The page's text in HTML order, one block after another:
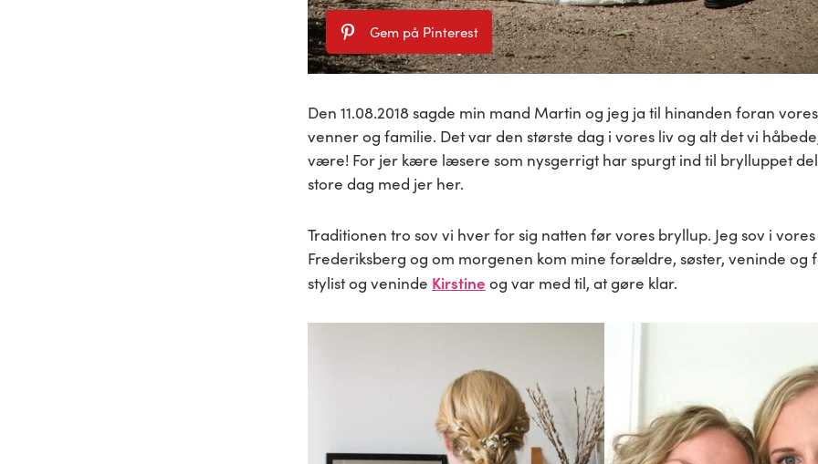
Gem på Pinterest
Den 11.08.2018 sagde min mand Martin og jeg ja til hinanden foran
venner og familie. Det var den største dag i vores liv og alt det vi
være! For jer kære læsere som nysgerrigt har spurgt ind til brylluppet
store dag med jer her.
Traditionen tro sov vi hver for sig natten før vores bryllup. Jeg sov i
Frederiksberg og om morgenen kom mine forældre, søster, veninde og
stylist og veninde Kirstine og var med til, at gøre klar.